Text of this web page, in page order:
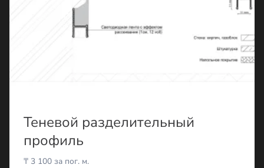
Теневой разделительный
профиль
₸ 3 100 за пог. м.